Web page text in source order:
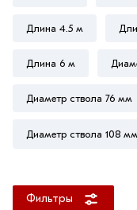
Длина 4.5 м
Длина 6 м
Диаметр ствола 76 мм
Диаметр ствола 108 мм
Фильтры
1,5
метра
метра